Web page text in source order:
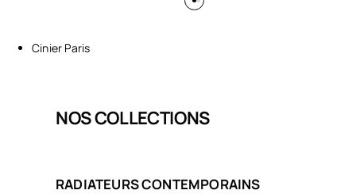
Cinier Paris
NOS COLLECTIONS
RADIATEURS CONTEMPORAINS